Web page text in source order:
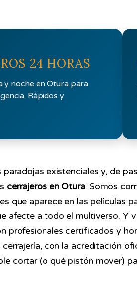
24 HORAS
y noche en Otura para
Rápidos y
paradojas existenciales y, de
cerrajeros en Otura. Somos
que aparece en las películas
afecte a todo el multiverso. Y
profesionales certificados y
con la acreditación
cortar (o qué pistón mover)